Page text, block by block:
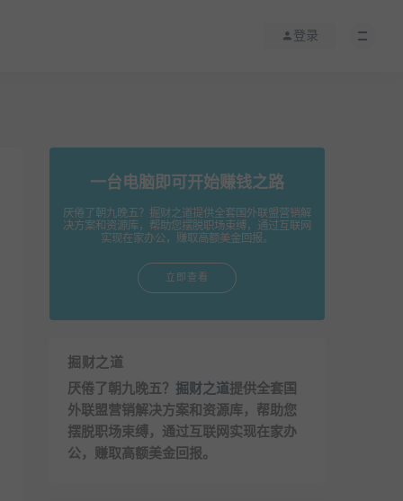
登录
一台电脑即可开始赚钱之路
厌倦了朝九晚五？掘财之道提供全套国外联盟营销解
决方案和资源库，帮助您摆脱职场束缚，通过互联网
实现在家办公，赚取高额美金回报。
立即查看
掘财之道
厌倦了朝九晚五？ 掘财之道提供全套国
外联盟营销解决方案和资源库，帮助您
摆脱职场束缚，通过互联网实现在家办
公，赚取高额美金回报。